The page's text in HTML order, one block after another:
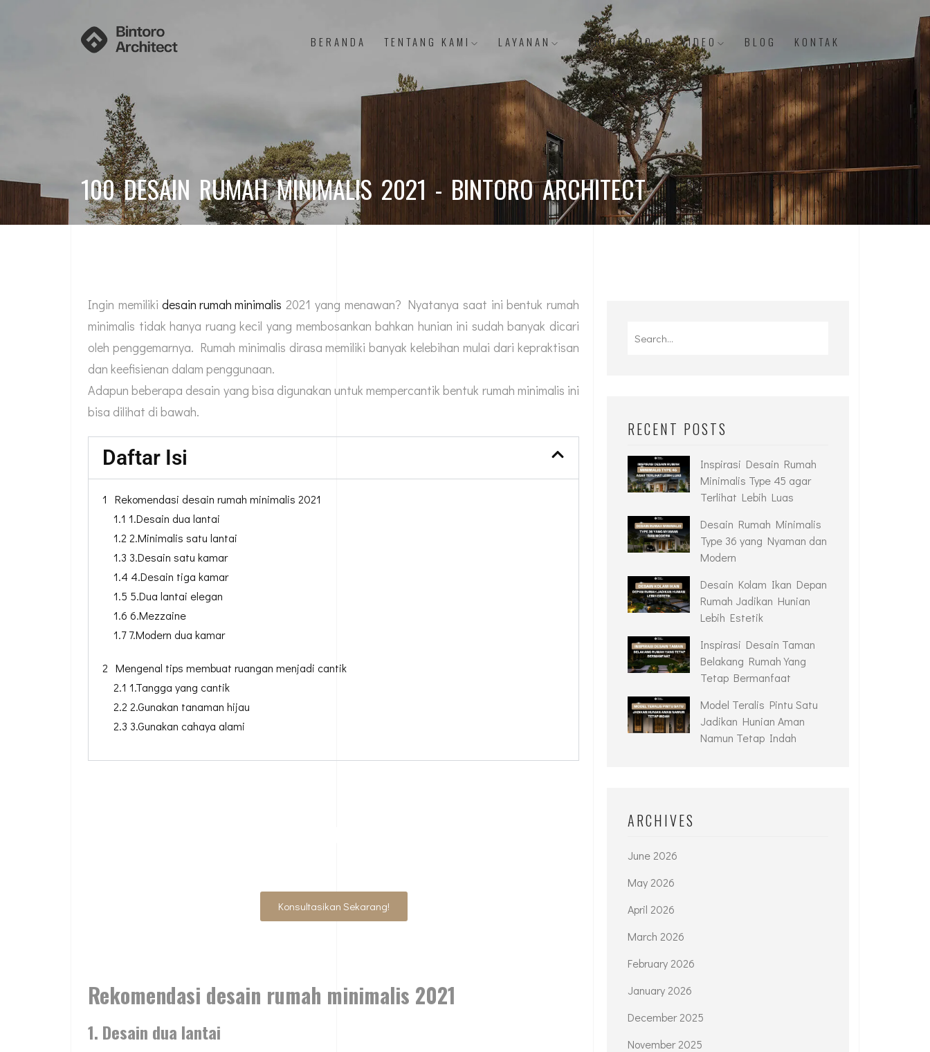
BERANDA TENTANG KAMI LAYANAN PORTOFOLIO VIDEO BLOG KONTAK
100 DESAIN RUMAH MINIMALIS 2021 - BINTORO ARCHITECT
Ingin memilikidesain rumah minimalis 2021 yang menawan? Nyatanya saat ini bentuk rumah
minimalis tidak hanya ruang kecil yang membosankan bahkan hunian ini sudah banyak dicari
oleh penggemarnya. Rumah minimalis dirasa memiliki banyak kelebihan mulai dari kepraktisan
dan keefisienan dalam penggunaan.
Adapun beberapa desain yang bisa digunakan untuk mempercantik bentuk rumah minimalis ini
bisa dilihat di bawah.
Daftar Isi
1 Rekomendasi desain rumah minimalis 2021
1.1 1.Desain dua lantai
1.2 2.Minimalis satu lantai
1.3 3.Desain satu kamar
1.4 4.Desain tiga kamar
1.5 5.Dua lantai elegan
1.6 6.Mezzaine
1.7 7.Modern dua kamar
2 Mengenal tips membuat ruangan menjadi cantik
2.1 1.Tangga yang cantik
2.2 2.Gunakan tanaman hijau
2.3 3.Gunakan cahaya alami
Konsultasikan Sekarang!
Rekomendasi desain rumah minimalis 2021
1. Desain dua lantai
RECENT POSTS
Inspirasi Desain Rumah
Minimalis Type 45 agar
Terlihat Lebih Luas
Desain Rumah Minimalis
Type 36 yang Nyaman dan
Modern
Desain Kolam Ikan Depan
Rumah Jadikan Hunian
Lebih Estetik
Inspirasi Desain Taman
Belakang Rumah Yang
Tetap Bermanfaat
Model Teralis Pintu Satu
Jadikan Hunian Aman
Namun Tetap Indah
ARCHIVES
June 2026
May 2026
April 2026
March 2026
February 2026
January 2026
December 2025
November 2025